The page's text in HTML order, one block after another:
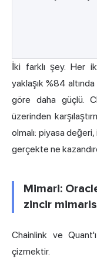
İki farklı şey. Her
yaklaşık %84
göre daha güçlü.
üzerinden
olmalı: piyasa
gerçekte ne
Mimari:
zincir
Chainlink ve
çizmektir.